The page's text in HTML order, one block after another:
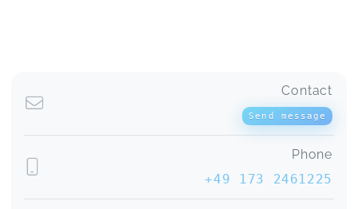
Tochter ist richtig aufgeblüht beim tanzen. :-)
Tanz mit Mama
Lisa,Feb 15
Erwachsene hatten sehr viel Spass. Immer wieder
gerne...
Contact
Send message
Phone
+49 173 2461225